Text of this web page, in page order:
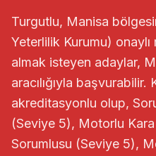
Turgutlu, Manisa
Yeterlilik Kurumu)
almak isteyen adaylar,
aracılığıyla
akreditasyonlu olup,
(Seviye 5), Motorlu Kara
Sorumlusu (Seviye 5),